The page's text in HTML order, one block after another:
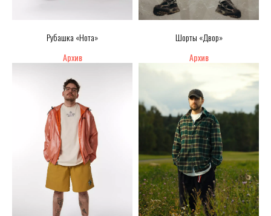
Рубашка «Нота» Шорты «Двор»